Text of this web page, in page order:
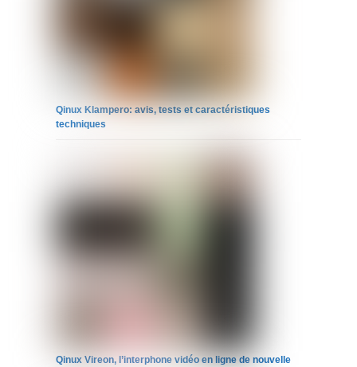
Qinux Klampero: avis, tests et caractéristiques
techniques
Qinux Vireon, l’interphone vidéo en ligne de nouvelle